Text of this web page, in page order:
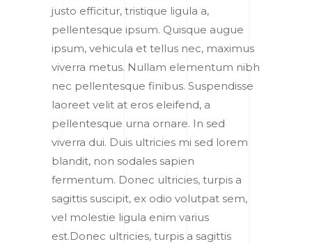
justo efficitur, tristique ligula a,
pellentesque ipsum. Quisque augue
ipsum, vehicula et tellus nec, maximus
viverra metus. Nullam elementum nibh
nec pellentesque finibus. Suspendisse
laoreet velit at eros eleifend, a
pellentesque urna ornare. In sed
viverra dui. Duis ultricies mi sed lorem
blandit, non sodales sapien
fermentum. Donec ultricies, turpis a
sagittis suscipit, ex odio volutpat sem,
vel molestie ligula enim varius
est.Donec ultricies, turpis a sagittis